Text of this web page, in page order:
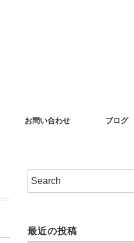
お問い合わせ ブログ
最近の投稿